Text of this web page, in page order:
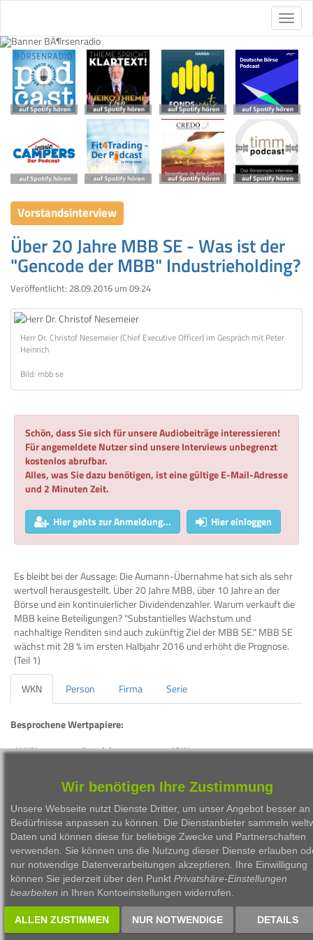
Vorstandsinterview
Über 20 Jahre MBB SE - Was ist der
"Gencode der MBB" Industrieholding?
Veröffentlicht: 28.09.2016 um 09:24
Herr Dr. Christof Nesemeier (Chief Executive Officer) im Gespräch mit Peter
Heinrich
Bild: mbb se
Schön, dass Sie sich für unsere Audiobeiträge interessieren!
Für angemeldete Nutzer sind unsere Interviews unbegrenzt
kostenlos abrufbar.
Alles, was Sie dazu benötigen, ist eine gültige E-Mail-Adresse
und 2 Minuten Zeit.
Hier gehts zur Anmeldung... Hier einloggen
Es bleibt bei der Aussage: Die Aumann-Übernahme hat sich als sehr
wertvoll herausgestellt. Über 20 Jahre MBB, über 10 Jahre an der
Börse und ein kontinuierlicher Dividendenzahler. Warum verkauft die
MBB keine Beteiligungen? "Substantielles Wachstum und
nachhaltige Renditen sind auch zukünftig Ziel der MBB SE." MBB SE
wächst mit 28 % im ersten Halbjahr 2016 und erhöht die Prognose.
(Teil 1)
WKN
Person Firma Serie
Besprochene Wertpapiere:
WKN
Bezeichnung
ISIN
MBB SE
DE000A0ETBQ4
A0MZ4B
DELIGNIT AG DE000A0MZ4B0
1999 - 2026 Börsen Radio Network AG
Wir benötigen Ihre Zustimmung
Unsere Webseite nutzt Dienste Dritter, um unser Angebot besser an
Bedürfnisse anpassen zu können. Die Dienstanbieter sammeln
Daten und können diese für beliebige Zwecke und Partnerschaften
verwenden. Sie können uns die Nutzung dieser Dienste erlauben
nur notwendige Datenverarbeitungen akzeptieren. Ihre Einwilligung
können Sie jederzeit über den Punkt Privatshäre-Einstellungen
bearbeiten in Ihren Kontoeinstellungen widerrufen.
ALLEN ZUSTIMMEN NUR NOTWENDIGE DETAILS